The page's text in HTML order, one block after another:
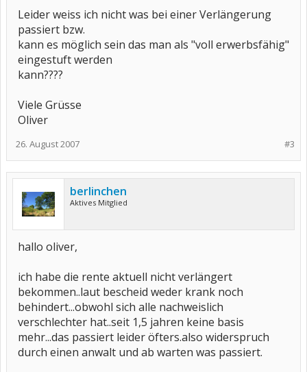
Leider weiss ich nicht was bei einer Verlängerung
passiert bzw.
kann es möglich sein das man als "voll erwerbsfähig"
eingestuft werden
kann????
Viele Grüsse
Oliver
#3
26. August 2007
berlinchen
Aktives Mitglied
hallo oliver,
ich habe die rente aktuell nicht verlängert
bekommen..laut bescheid weder krank noch
behindert...obwohl sich alle nachweislich
verschlechter hat..seit 1,5 jahren keine basis
mehr...das passiert leider öfters.also widerspruch
durch einen anwalt und ab warten was passiert.